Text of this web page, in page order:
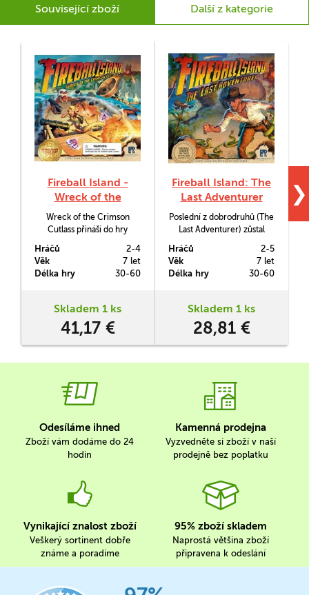
Související zboží Další z kategorie
Fireball Island -
Wreck of the
Crimson Cutlass
Wreck of the Crimson
Cutlass přináší do hry
Vul-Kar novou herní oblast.
Hráčů
2-4
Věk
7 let
Délka hry
30-60
Skladem 1 ks
41,17 €
Fireball Island: The
Last Adventurer
Poslední z dobrodruhů (The
Last Adventurer) zůstal
již po dlouhou dobu.
Hráčů
2-5
Věk
7 let
Délka hry
30-60
Skladem 1 ks
28,81 €
❯
Odesíláme ihned
Zboží vám dodáme do 24
hodin
Kamenná prodejna
Vyzvedněte si zboží v naší
prodejně bez poplatku
Vynikající znalost zboží
Veškerý sortinent dobře
známe a poradíme
95% zboží skladem
Naprostá většina zboží
připravena k odeslání